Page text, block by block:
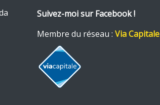
Suivez-moi sur Facebook !
Membre du réseau : Via Capitale